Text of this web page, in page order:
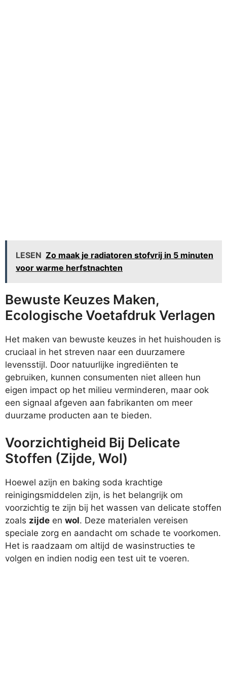
LESEN Zo maak je radiatoren stofvrij in 5 minuten
voor warme herfstnachten
Bewuste Keuzes Maken,
Ecologische Voetafdruk Verlagen
Het maken van bewuste keuzes in het huishouden is
cruciaal in het streven naar een duurzamere
levensstijl. Door natuurlijke ingrediënten te
gebruiken, kunnen consumenten niet alleen hun
eigen impact op het milieu verminderen, maar ook
een signaal afgeven aan fabrikanten om meer
duurzame producten aan te bieden.
Voorzichtigheid Bij Delicate
Stoffen (Zijde, Wol)
Hoewel azijn en baking soda krachtige
reinigingsmiddelen zijn, is het belangrijk om
voorzichtig te zijn bij het wassen van delicate stoffen
zoals zijde en wol. Deze materialen vereisen
speciale zorg en aandacht om schade te voorkomen.
Het is raadzaam om altijd de wasinstructies te
volgen en indien nodig een test uit te voeren.